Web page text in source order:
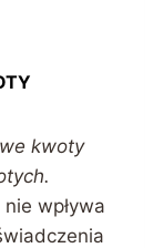
kwoty
wpływa